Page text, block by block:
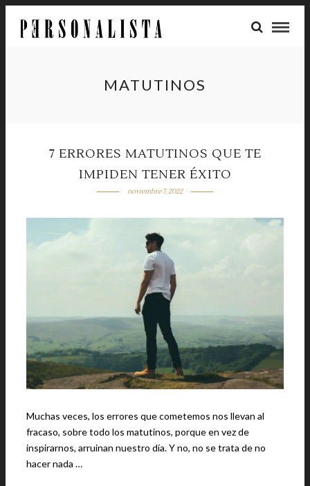
MATUTINOS
7 ERRORES MATUTINOS QUE TE
IMPIDEN TENER ÉXITO
noviembre 7, 2022
Muchas veces, los errores que cometemos nos llevan al
fracaso, sobre todo los matutinos, porque en vez de
inspirarnos, arruinan nuestro día. Y no, no se trata de no
hacer nada …